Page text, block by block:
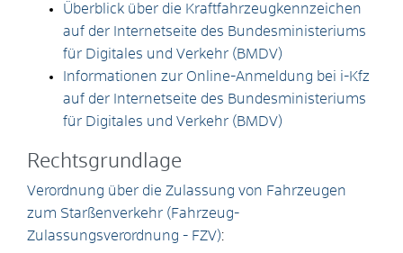
Überblick über die Kraftfahrzeugkennzeichen
auf der Internetseite des Bundesministeriums
für Digitales und Verkehr (BMDV)
Informationen zur Online-Anmeldung bei i-Kfz
auf der Internetseite des Bundesministeriums
für Digitales und Verkehr (BMDV)
Rechtsgrundlage
Verordnung über die Zulassung von Fahrzeugen
zum Starßenverkehr (Fahrzeug-
Zulassungsverordnung - FZV):